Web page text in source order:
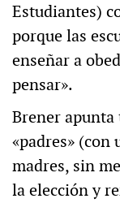
Estudiantes)
porque las
enseñar a
pensar».
Brener
«padres» (con
madres, sin
la elección y